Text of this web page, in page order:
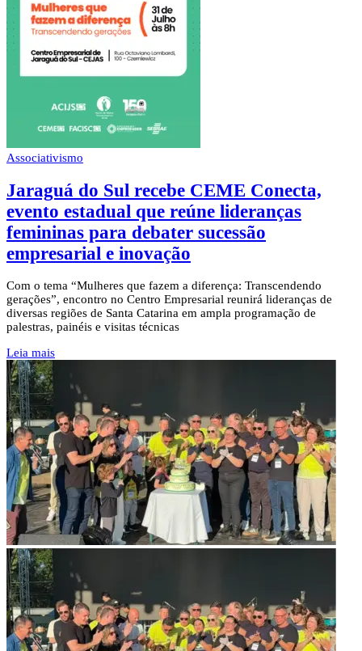
Associativismo
Jaraguá do Sul recebe CEME Conecta,
evento estadual que reúne lideranças
femininas para debater sucessão
empresarial e inovação
Com o tema “Mulheres que fazem a diferença: Transcendendo
gerações”, encontro no Centro Empresarial reunirá lideranças de
diversas regiões de Santa Catarina em ampla programação de
palestras, painéis e visitas técnicas
Leia mais